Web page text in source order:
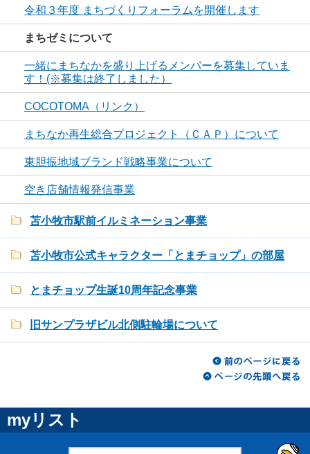
令和３年度 まちづくりフォーラムを開催します
まちゼミについて
一緒にまちなかを盛り上げるメンバーを募集していま
す！(※募集は終了しました）
COCOTOMA（リンク）
まちなか再生総合プロジェクト（ＣＡＰ）について
東胆振地域ブランド戦略事業について
空き店舗情報発信事業
苫小牧市駅前イルミネーション事業
苫小牧市公式キャラクター「とまチョップ」の部屋
とまチョップ生誕10周年記念事業
旧サンプラザビル北側駐輪場について
myリスト